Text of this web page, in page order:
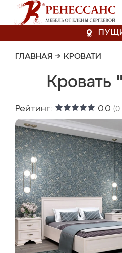
ГЛАВНАЯ → КРОВАТИ
Кровать
Рейтинг: 0.0 (0